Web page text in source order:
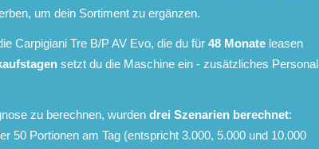
um dein Sortiment zu ergänzen.
Carpigiani Tre B/P AV Evo, die du für 48 Monate leasen
setzt du die Maschine ein - zusätzliches Personal
zu berechnen, wurden drei Szenarien berechnet:
50 Portionen am Tag (entspricht 3.000, 5.000 und 10.000